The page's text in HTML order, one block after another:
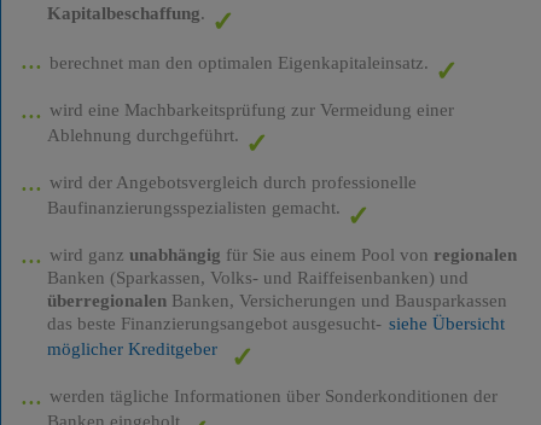
Kapitalbeschaffung.
berechnet man den optimalen Eigenkapitaleinsatz.
wird eine Machbarkeitsprüfung zur Vermeidung einer
Ablehnung durchgeführt.
wird der Angebotsvergleich durch professionelle
Baufinanzierungsspezialisten gemacht.
wird ganz unabhängig für Sie aus einem Pool von regionalen
Banken (Sparkassen, Volks- und Raiffeisenbanken) und
überregionalenBanken, Versicherungen und Bausparkassen
das beste Finanzierungsangebot ausgesucht- siehe Übersicht
möglicher Kreditgeber
werden tägliche Informationen über Sonderkonditionen der